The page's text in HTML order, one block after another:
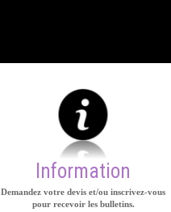
Information
Demandez votre devis et/ou inscrivez-vous
pour recevoir les bulletins.